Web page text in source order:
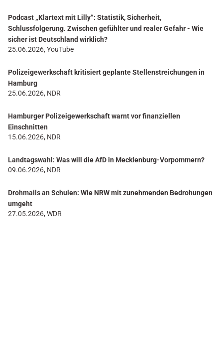
Podcast „Klartext mit Lilly“: Statistik, Sicherheit,
Schlussfolgerung. Zwischen gefühlter und realer Gefahr - Wie
sicher ist Deutschland wirklich?
25.06.2026, YouTube
Polizeigewerkschaft kritisiert geplante Stellenstreichungen in
Hamburg
25.06.2026, NDR
Hamburger Polizeigewerkschaft warnt vor finanziellen
Einschnitten
15.06.2026, NDR
Landtagswahl: Was will die AfD in Mecklenburg-Vorpommern?
09.06.2026, NDR
Drohmails an Schulen: Wie NRW mit zunehmenden Bedrohungen
umgeht
27.05.2026, WDR